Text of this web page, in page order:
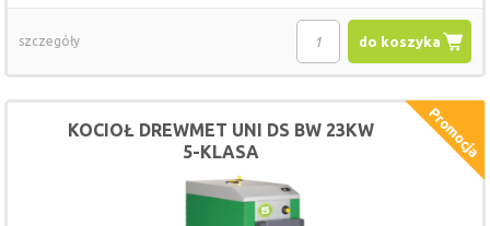
do koszyka
szczegóły
KOCIOŁ DREWMET UNI DS BW 23KW
5-KLASA